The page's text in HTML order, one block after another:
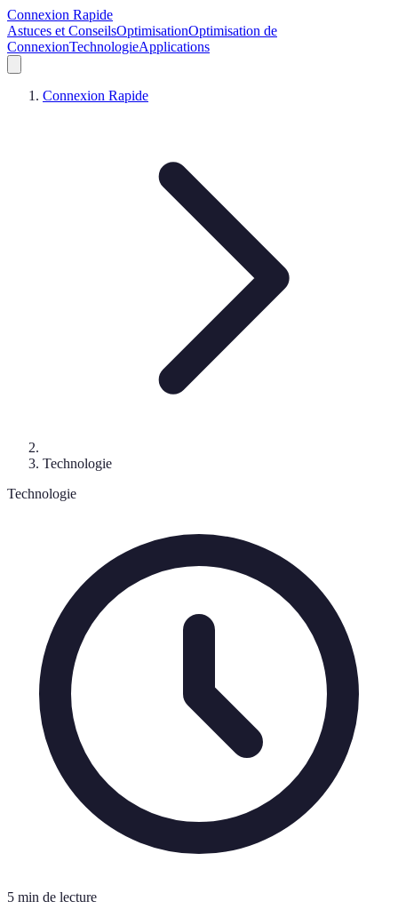
Connexion Rapide
Astuces et ConseilsOptimisationOptimisation de
ConnexionTechnologieApplications
Connexion Rapide
Technologie
Technologie
5 min de lecture